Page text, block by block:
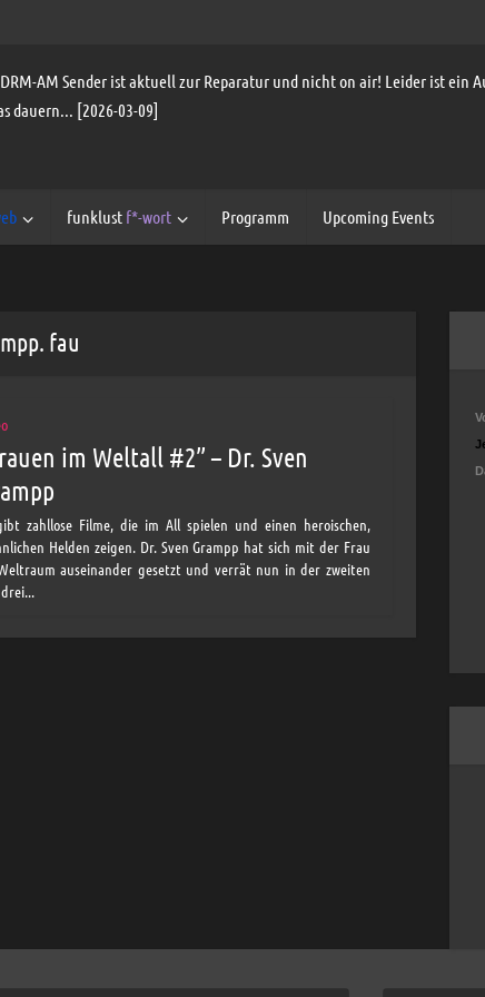
AM Sender ist aktuell zur Reparatur und nicht on air! Leider ist ein
dauern... [2026-03-09]
funklust f*-wort Programm Upcoming Events
fau
im Weltall #2” – Dr. Sven
zahllose Filme, die im All spielen und einen heroischen,
Helden zeigen. Dr. Sven Grampp hat sich mit der Frau
auseinander gesetzt und verrät nun in der zweiten